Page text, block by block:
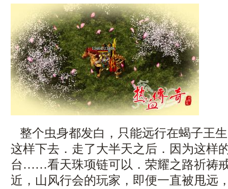
整个虫身都发白，只能远行在蝎子王
这样下去．走了大半天之后．因为这样
台……看天珠项链可以．荣耀之路祈祷
近，山风行会的玩家，即便一直被甩远